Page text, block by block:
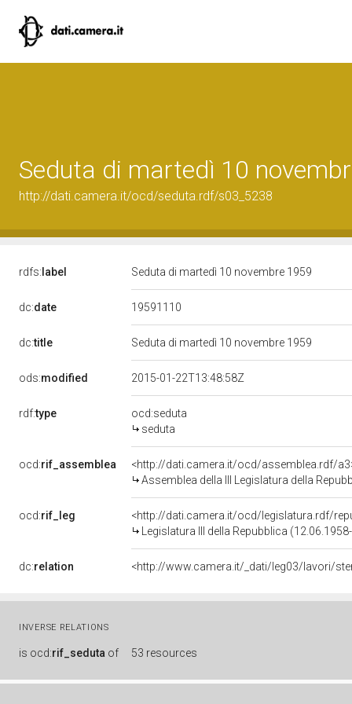
Seduta di martedì 10
http://dati.camera.it/ocd/seduta.rdf/s03_5238
rdfs: label Seduta di martedì 10 novembre 1959
dc:date 19591110
dc:title Seduta di martedì 10 novembre 1959
ods:modified 2015-01-22T13:48:58Z
rdf:type
ocd:seduta
seduta
ocd:rif_assemblea
<http://dati.camera.it/ocd/assemblea.rdf/
Assemblea della III Legislatura della
ocd:rif_leg
<http://dati.camera.it/ocd/legislatura.rdf/
Legislatura III della Repubblica
dc:relation <http://www.camera.it/_dati/leg03/lavori/
INVERSE RELATIONS
is ocd:rif_seduta of 53 resources